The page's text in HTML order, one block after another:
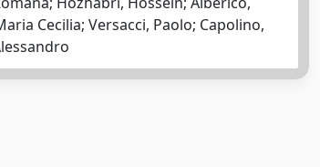
Cecilia; Versacci, Paolo; Capolino,